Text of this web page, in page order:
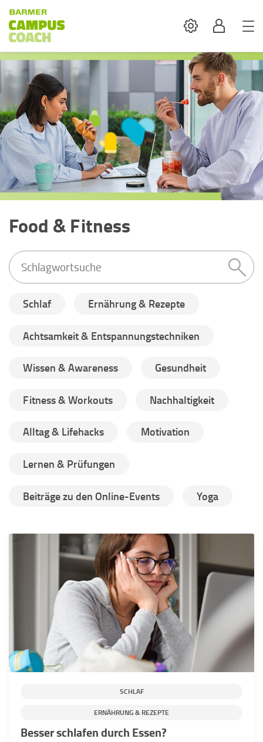
SettingsProfil
Food & Fitness
Schlaf Ernährung & Rezepte
Achtsamkeit & Entspannungstechniken
Wissen & Awareness Gesundheit
Fitness & Workouts Nachhaltigkeit
Alltag & Lifehacks Motivation
Lernen & Prüfungen
Beiträge zu den Online-Events Yoga
SCHLAF
ERNÄHRUNG & REZEPTE
Besser schlafen durch Essen?